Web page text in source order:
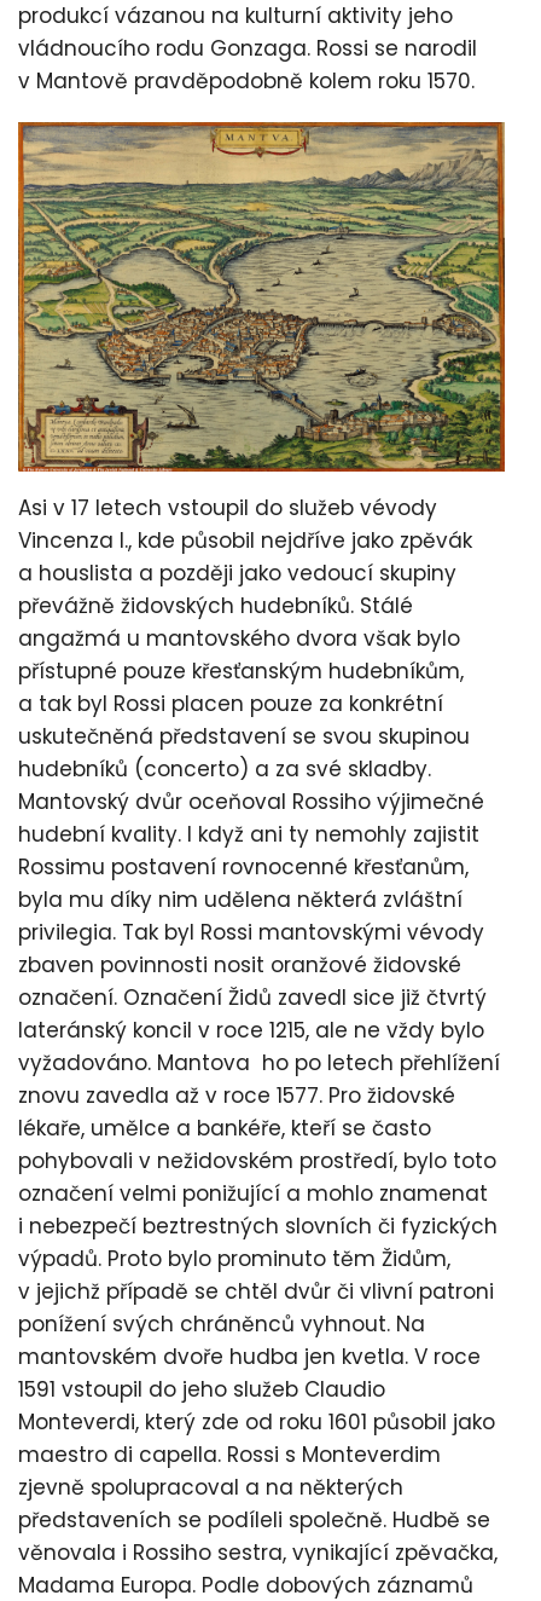
produkcí vázanou na kulturní aktivity jeho
vládnoucího rodu Gonzaga. Rossi se narodil
v Mantově pravděpodobně kolem roku 1570.
Asi v 17 letech vstoupil do služeb vévody
Vincenza I., kde působil nejdříve jako zpěvák
a houslista a později jako vedoucí skupiny
převážně židovských hudebníků. Stálé
angažmá u mantovského dvora však bylo
přístupné pouze křesťanským hudebníkům,
a tak byl Rossi placen pouze za konkrétní
uskutečněná představení se svou skupinou
hudebníků (concerto) a za své skladby.
Mantovský dvůr oceňoval Rossiho výjimečné
hudební kvality. I když ani ty nemohly zajistit
Rossimu postavení rovnocenné křesťanům,
byla mu díky nim udělena některá zvláštní
privilegia. Tak byl Rossi mantovskými vévody
zbaven povinnosti nosit oranžové židovské
označení. Označení Židů zavedl sice již čtvrtý
lateránský koncil v roce 1215, ale ne vždy bylo
vyžadováno. Mantova ho po letech přehlížení
znovu zavedla až v roce 1577. Pro židovské
lékaře, umělce a bankéře, kteří se často
pohybovali v nežidovském prostředí, bylo toto
označení velmi ponižující a mohlo znamenat
i nebezpečí beztrestných slovních či fyzických
výpadů. Proto bylo prominuto těm Židům,
v jejichž případě se chtěl dvůr či vlivní patroni
ponížení svých chráněnců vyhnout. Na
mantovském dvoře hudba jen kvetla. V roce
1591 vstoupil do jeho služeb Claudio
Monteverdi, který zde od roku 1601 působil jako
maestro di capella. Rossi s Monteverdim
zjevně spolupracoval a na některých
představeních se podíleli společně. Hudbě se
věnovala i Rossiho sestra, vynikající zpěvačka,
Madama Europa. Podle dobových záznamů